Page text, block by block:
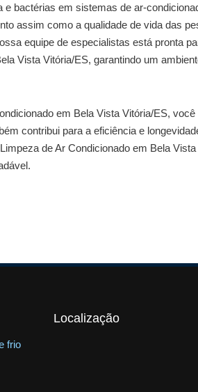
bactérias em sistemas de ar-
assim como a qualidade de vida das
equipe de especialistas está pronta
Vista Vitória/ES, garantindo um
em Bela Vista Vitória/ES, você
contribui para a eficiência e
Limpeza de Ar Condicionado em Bela
frio
Localização